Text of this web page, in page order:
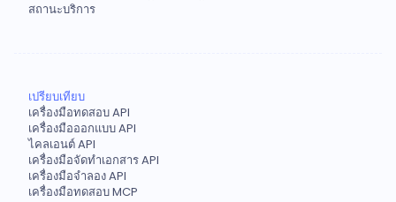
สถานะบริการ
เปรียบเทียบ
เครื่องมือทดสอบ API
เครื่องมือออกแบบ API
ไคลเอนต์ API
เครื่องมือจัดทำเอกสาร API
เครื่องมือจำลอง API
เครื่องมือทดสอบ MCP